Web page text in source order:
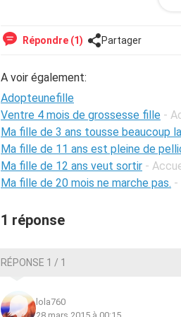
me demande s'il serait possible
le père biologique pourrait
d'une acceptation de ma part d'une
demande, s'il vous plait d'éclairer
pense n'est pas un cas isolé, et
Répondre (1) Partager
A voir également:
Adopteunefille
Ventre 4 mois de grossesse fille -
Ma fille de 3 ans tousse beaucoup
Ma fille de 11 ans est pleine de
Ma fille de 12 ans veut sortir -
Ma fille de 20 mois ne marche pas. -
1 réponse
RÉPONSE 1 / 1
lola760
28 mars 2015 à 00:15